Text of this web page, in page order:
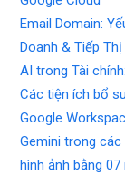
Email Domain:
Doanh & Tiếp Thị
AI trong Tài
Các tiện ích bổ
Google
Gemini trong
hình ảnh bằng